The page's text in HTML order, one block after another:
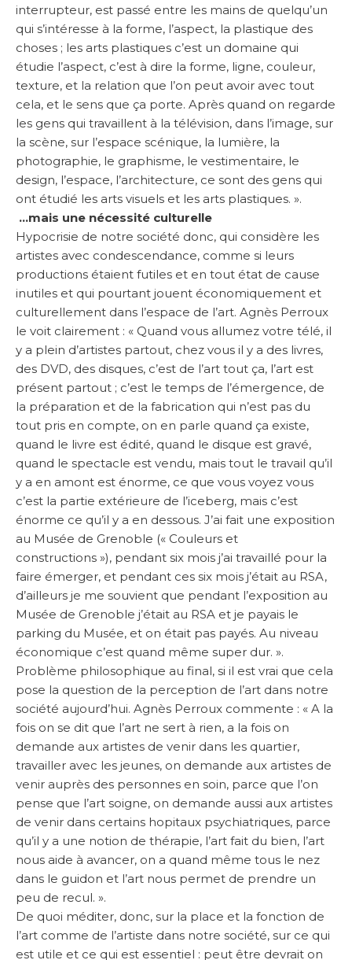
interrupteur, est passé entre les mains de quelqu’un
qui s’intéresse à la forme, l’aspect, la plastique des
choses ; les arts plastiques c’est un domaine qui
étudie l’aspect, c’est à dire la forme, ligne, couleur,
texture, et la relation que l’on peut avoir avec tout
cela, et le sens que ça porte. Après quand on regarde
les gens qui travaillent à la télévision, dans l’image, sur
la scène, sur l’espace scénique, la lumière, la
photographie, le graphisme, le vestimentaire, le
design, l’espace, l’architecture, ce sont des gens qui
ont étudié les arts visuels et les arts plastiques. ».
…mais une nécessité culturelle
Hypocrisie de notre société donc, qui considère les
artistes avec condescendance, comme si leurs
productions étaient futiles et en tout état de cause
inutiles et qui pourtant jouent économiquement et
culturellement dans l’espace de l’art. Agnès Perroux
le voit clairement : « Quand vous allumez votre télé, il
y a plein d’artistes partout, chez vous il y a des livres,
des DVD, des disques, c’est de l’art tout ça, l’art est
présent partout ; c’est le temps de l’émergence, de
la préparation et de la fabrication qui n’est pas du
tout pris en compte, on en parle quand ça existe,
quand le livre est édité, quand le disque est gravé,
quand le spectacle est vendu, mais tout le travail qu’il
y a en amont est énorme, ce que vous voyez vous
c’est la partie extérieure de l’iceberg, mais c’est
énorme ce qu’il y a en dessous. J’ai fait une exposition
au Musée de Grenoble (« Couleurs et
constructions »), pendant six mois j’ai travaillé pour la
faire émerger, et pendant ces six mois j’était au RSA,
d’ailleurs je me souvient que pendant l’exposition au
Musée de Grenoble j’était au RSA et je payais le
parking du Musée, et on était pas payés. Au niveau
économique c’est quand même super dur. ».
Problème philosophique au final, si il est vrai que cela
pose la question de la perception de l’art dans notre
société aujourd’hui. Agnès Perroux commente : « A la
fois on se dit que l’art ne sert à rien, a la fois on
demande aux artistes de venir dans les quartier,
travailler avec les jeunes, on demande aux artistes de
venir auprès des personnes en soin, parce que l’on
pense que l’art soigne, on demande aussi aux artistes
de venir dans certains hopitaux psychiatriques, parce
qu’il y a une notion de thérapie, l’art fait du bien, l’art
nous aide à avancer, on a quand même tous le nez
dans le guidon et l’art nous permet de prendre un
peu de recul. ».
De quoi méditer, donc, sur la place et la fonction de
l’art comme de l’artiste dans notre société, sur ce qui
est utile et ce qui est essentiel : peut être devrait on